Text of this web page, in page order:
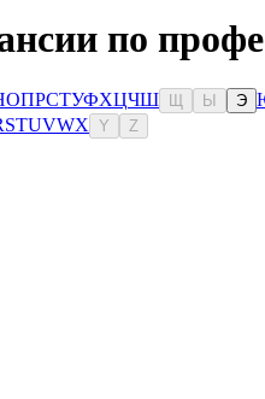
по
ОПРСТУФХЦЧШ Ы Э
STUVWX Y Z